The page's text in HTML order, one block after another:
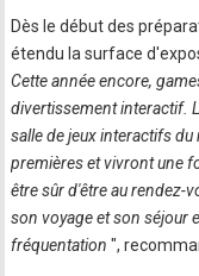
Dès le début des
étendu la surface
Cette année encore,
divertissement interactif.
salle de jeux interactifs
premières et vivront une
être sûr d'être au rendez-
son voyage et son séjour
fréquentation",